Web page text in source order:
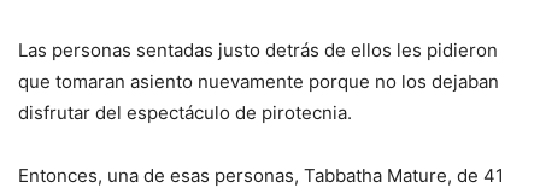
Las personas sentadas justo detrás de ellos les pidieron
que tomaran asiento nuevamente porque no los dejaban
disfrutar del espectáculo de pirotecnia.
Entonces, una de esas personas, Tabbatha Mature, de 41